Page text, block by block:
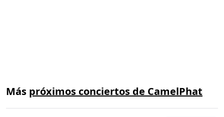
Más próximos conciertos de CamelPhat